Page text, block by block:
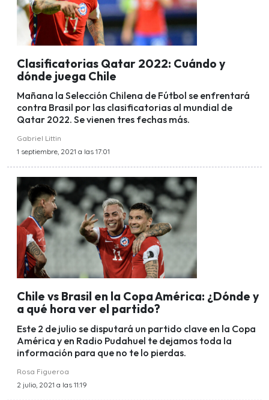
Clasificatorias Qatar 2022: Cuándo y
dónde juega Chile
Mañana la Selección Chilena de Fútbol se enfrentará
contra Brasil por las clasificatorias al mundial de
Qatar 2022. Se vienen tres fechas más.
Gabriel Littin
1 septiembre, 2021 a las 17:01
Chile vs Brasil en la Copa América: ¿Dónde y
a qué hora ver el partido?
Este 2 de julio se disputará un partido clave en la Copa
América y en Radio Pudahuel te dejamos toda la
información para que no te lo pierdas.
Rosa Figueroa
2 julio, 2021 a las 11:19